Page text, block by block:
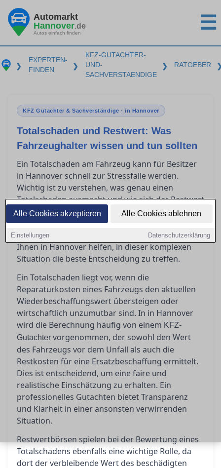
Alle Cookies akzeptieren Alle Cookies ablehnen
Einstellungen Datenschutzerklärung
Automarkt
Hannover.de
Autos einfach finden ☰
❯
EXPERTEN-
FINDEN
❯
KFZ-GUTACHTER-
UND-
SACHVERSTAENDIGE
❯ RATGEBER
KFZ Gutachter & Sachverständige · in Hannover
Totalschaden und Restwert: Was
Fahrzeughalter wissen und tun sollten
Ein Totalschaden am Fahrzeug kann für Besitzer
in Hannover schnell zur Stressfalle werden.
Wichtig ist zu verstehen, was genau einen
Totalschaden ausmacht und wie sich der Restwert
berechnet. Zudem spielen Restwertbörsen häufig
eine Rolle, bei denen man jedoch Vorsicht walten
lassen sollte. Ein erfahrener Gutachter kann
Ihnen in Hannover helfen, in dieser komplexen
Situation die beste Entscheidung zu treffen.
Ein Totalschaden liegt vor, wenn die
Reparaturkosten eines Fahrzeugs den aktuellen
Wiederbeschaffungswert übersteigen oder
wirtschaftlich unzumutbar sind. In in Hannover
wird die Berechnung häufig von einem KFZ-
Gutachter vorgenommen, der sowohl den Wert
des Fahrzeugs vor dem Unfall als auch die
Restkosten für eine Ersatzbeschaffung ermittelt.
Dies ist entscheidend, um eine faire und
realistische Einschätzung zu erhalten. Ein
professionelles Gutachten bietet Transparenz
und Klarheit in einer ansonsten verwirrenden
Situation.
Restwertbörsen spielen bei der Bewertung eines
Totalschadens ebenfalls eine wichtige Rolle, da
dort der verbleibende Wert des beschädigten